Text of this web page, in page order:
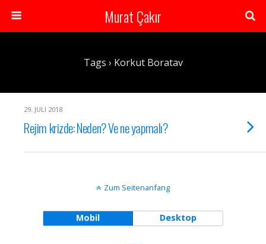
Murat Çakır
Tags › Korkut Boratav
29. JULI 2018
Rejim krizde: Neden? Ve ne yapmalı?
Zum Seitenanfang
Mobil Desktop